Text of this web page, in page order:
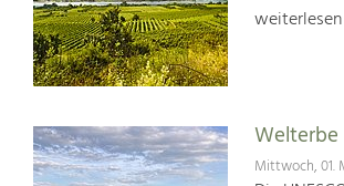
Welterbe
Mittwoch, 01.